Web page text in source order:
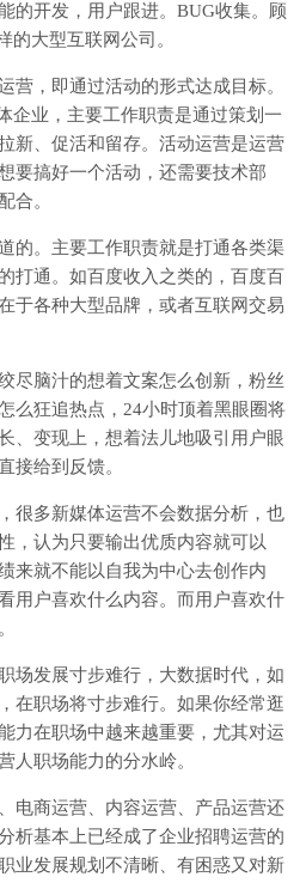
的开发，用户跟进。BUG收集。顾
的大型互联网公司。
营，即通过活动的形式达成目标。
企业，主要工作职责是通过策划一
新、促活和留存。活动运营是运营
要搞好一个活动，还需要技术部
合。
的。主要工作职责就是打通各类渠
打通。如百度收入之类的，百度百
于各种大型品牌，或者互联网交易
尽脑汁的想着文案怎么创新，粉丝
么狂追热点，24小时顶着黑眼圈将
、变现上，想着法儿地吸引用户眼
接给到反馈。
很多新媒体运营不会数据分析，也
，认为只要输出优质内容就可以
来就不能以自我为中心去创作内
用户喜欢什么内容。而用户喜欢什
场发展寸步难行，大数据时代，如
在职场将寸步难行。如果你经常逛
力在职场中越来越重要，尤其对运
人职场能力的分水岭。
电商运营、内容运营、产品运营还
析基本上已经成了企业招聘运营的
业发展规划不清晰、有困惑又对新